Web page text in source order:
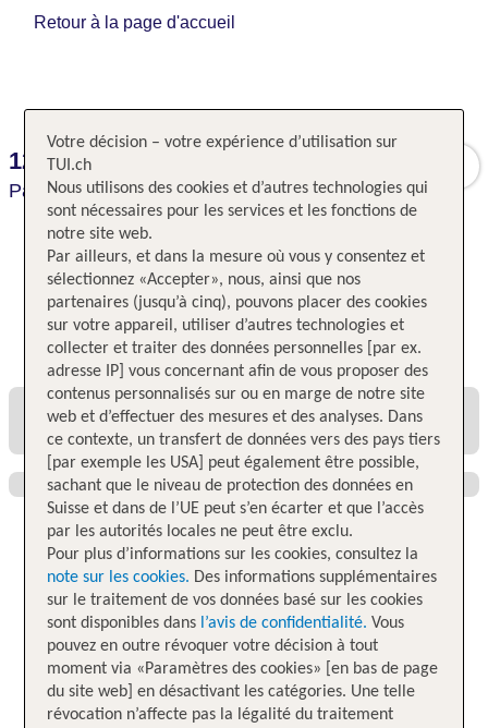
Retour à la page d'accueil
121 Paris
Paris,Paris,France
Toutes les offres et tous les prix
Votre décision – votre expérience d’utilisation sur
TUI.ch
Nous utilisons des cookies et d’autres technologies qui
sont nécessaires pour les services et les fonctions de
notre site web.
Par ailleurs, et dans la mesure où vous y consentez et
sélectionnez «Accepter», nous, ainsi que nos
partenaires (jusqu’à cinq), pouvons placer des cookies
sur votre appareil, utiliser d’autres technologies et
collecter et traiter des données personnelles [par ex.
adresse IP] vous concernant afin de vous proposer des
contenus personnalisés sur ou en marge de notre site
web et d’effectuer des mesures et des analyses. Dans
ce contexte, un transfert de données vers des pays tiers
[par exemple les USA] peut également être possible,
sachant que le niveau de protection des données en
Suisse et dans de l’UE peut s’en écarter et que l’accès
par les autorités locales ne peut être exclu.
Pour plus d’informations sur les cookies, consultez la
note sur les cookies. Des informations supplémentaires
sur le traitement de vos données basé sur les cookies
sont disponibles dans l’avis de confidentialité. Vous
pouvez en outre révoquer votre décision à tout
moment via «Paramètres des cookies» [en bas de page
du site web] en désactivant les catégories. Une telle
révocation n’affecte pas la légalité du traitement